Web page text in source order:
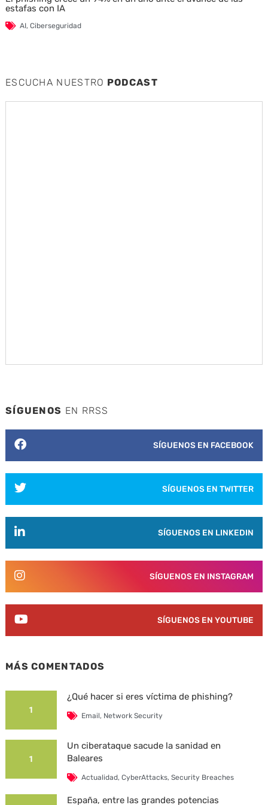
estafas con IA
AI, Ciberseguridad
ESCUCHA NUESTRO PODCAST
SÍGUENOS EN RRSS
SÍGUENOS EN FACEBOOK
SÍGUENOS EN TWITTER
SÍGUENOS EN LINKEDIN
SÍGUENOS EN INSTAGRAM
SÍGUENOS EN YOUTUBE
MÁS COMENTADOS
1
¿Qué hacer si eres víctima de phishing?
Email, Network Security
1
Un ciberataque sacude la sanidad en
Baleares
Actualidad,CyberAttacks,Security Breaches
España, entre las grandes potencias